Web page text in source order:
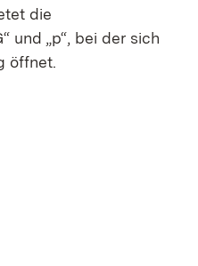
die
und „p“, bei der sich
öffnet.